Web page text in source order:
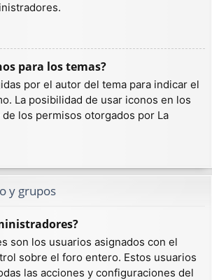
para los temas?
por el autor del tema para indicar el
La posibilidad de usar iconos en los
los permisos otorgados por La
y grupos
son los usuarios asignados con el
sobre el foro entero. Estos usuarios
las acciones y configuraciones del